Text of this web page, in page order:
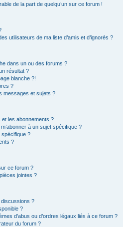
de la part de quelqu’un sur ce forum !
utilisateurs de ma liste d’amis et d’ignorés ?
dans un ou des forums ?
résultat ?
blanche ?!
?
messages et sujets ?
les abonnements ?
à un sujet spécifique ?
spécifique ?
?
ce forum ?
jointes ?
discussions ?
?
d’abus ou d’ordres légaux liés à ce forum ?
du forum ?